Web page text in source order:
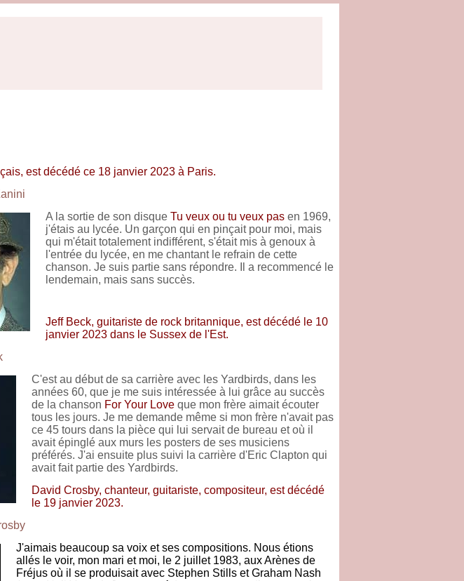
est décédé ce 18 janvier 2023 à Paris.
A la sortie de son disqueTu veux ou tu veux pasen 1969,
j'étais au lycée. Un garçon qui en pinçait pour moi, mais
qui m'était totalement indifférent, s'était mis à genoux à
l'entrée du lycée, en me chantant le refrain de cette
chanson. Je suis partie sans répondre. Il a recommencé le
lendemain, mais sans succès.
Jeff Beck, guitariste de rock britannique, est décédé le 10
janvier 2023 dans le Sussex de l'Est.
C'est au début de sa carrière avec les Yardbirds, dans les
années 60, que je me suis intéressée à lui grâce au succès
de la chanson For Your Love que mon frère aimait écouter
tous les jours. Je me demande même si mon frère n'avait pas
ce 45 tours dans la pièce qui lui servait de bureau et où il
avait épinglé aux murs les posters de ses musiciens
préférés. J'ai ensuite plus suivi la carrière d'Eric Clapton qui
avait fait partie des Yardbirds.
David Crosby, chanteur, guitariste, compositeur, est décédé
le 19 janvier 2023.
J'aimais beaucoup sa voix et ses compositions. Nous étions
allés le voir, mon mari et moi, le 2 juillet 1983, aux Arènes de
Fréjus où il se produisait avec Stephen Stills et Graham Nash